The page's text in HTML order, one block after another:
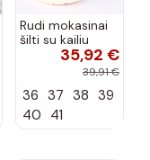
Rudi mokasinai
šilti su kailiu
35,92 €
39,91 €
36 37 38 39
40 41